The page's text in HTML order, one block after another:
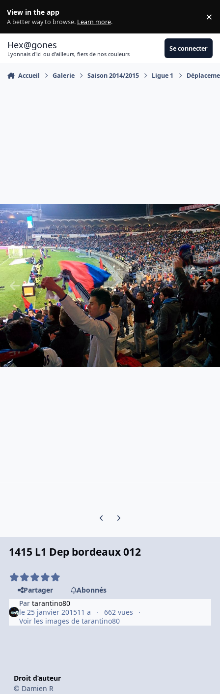
View in the app
A better way to browse. Learn more. ×
Hex@gones
Lyonnais d'ici ou d'ailleurs, fiers de nos couleurs
Se connecter
Accueil Galerie Saison 2014/2015 Ligue 1
Previous carousel slide
Next carousel slide
1415 L1 Dep bordeaux 012
Partager
Abonnés
Partarantino80
le 25 janvier 201511 a
662 vues
Voir les images de tarantino80
Droit d’auteur
© Damien R